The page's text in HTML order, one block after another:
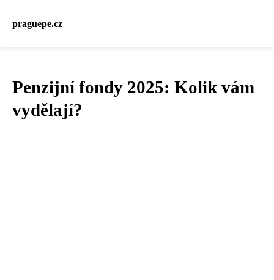
praguepe.cz
Penzijní fondy 2025: Kolik vám
vydělají?